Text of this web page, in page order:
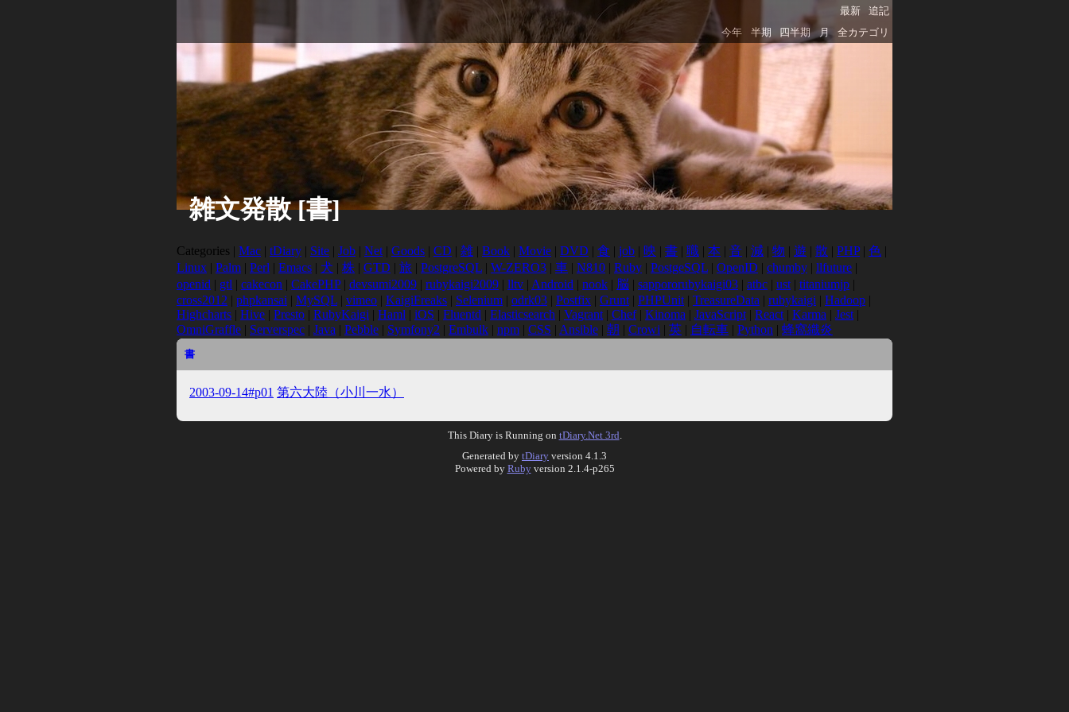
最新
追記
今年
半期 四半期 月 全カテゴリ
雑文発散 [書]
Categories | Mac | tDiary | Site | Job | Net | Goods | CD | 雑 | Book | Movie | DVD | 食 | job | 映 | 書 | 職 | 本 | 音 | 減 | 物 | 遊 | 散 | PHP| 色 |
Linux | Palm | Perl | Emacs | 犬 | 株 | GTD | 旅 | PostgreSQL | W-ZERO3 | 車 | N810 | Ruby | PostgeSQL | OpenID | chumby | llfuture |
openid | gtl | cakecon | CakePHP| devsumi2009 | rubykaigi2009 | lltv | Android | nook | 脳 | sappororubykaigi03 | atbc | ust | titaniumjp |
cross2012 | phpkansai | MySQL | vimeo | KaigiFreaks | Selenium | odrk03 | Postfix | Grunt | PHPUnit | TreasureData | rubykaigi | Hadoop |
Highcharts | Hive | Presto | RubyKaigi | Haml | iOS | Fluentd | Elasticsearch | Vagrant | Chef| Kinoma | JavaScript | React | Karma | Jest |
OmniGraffle | Serverspec | Java | Pebble | Symfony2 | Embulk | npm | CSS | Ansible | 朝 | Crowi | 英 | 自転車 | Python | 蜂窩織炎
書
2003-09-14#p01 第六大陸（小川一水）
This Diary is Running on tDiary.Net 3rd.
Generated by tDiary version 4.1.3
Powered by Rubyversion 2.1.4-p265